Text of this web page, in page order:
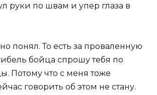
руки по швам и упер глаза в
понял. То есть за проваленную
бойца спрошу тебя по
Потому что с меня тоже
говорить об этом не стану.